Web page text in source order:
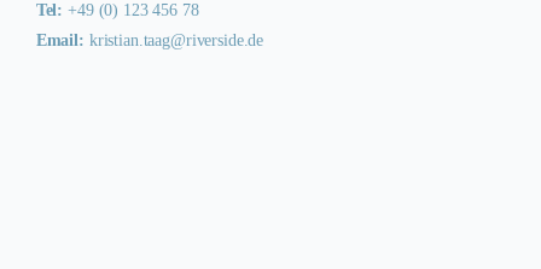
Tel: +49 (0) 123 456 78
Email: kristian.taag@riverside.de